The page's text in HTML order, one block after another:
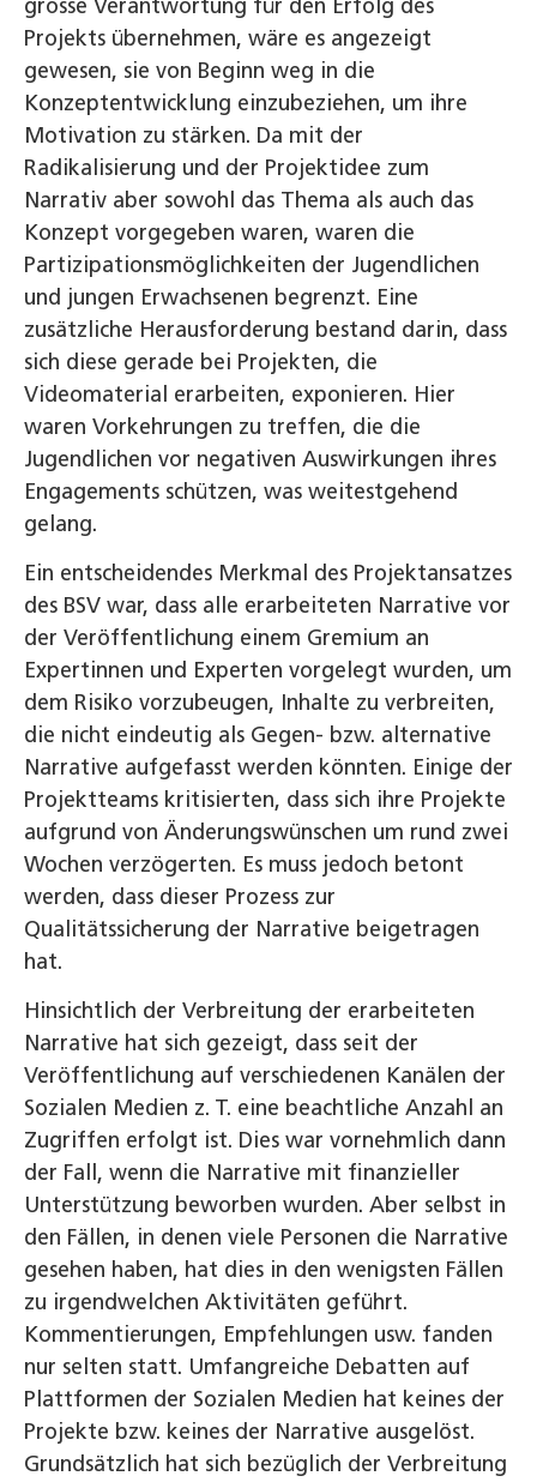
grosse Verantwortung für den Erfolg des
Projekts übernehmen, wäre es angezeigt
gewesen, sie von Beginn weg in die
Konzeptentwicklung einzubeziehen, um ihre
Motivation zu stärken. Da mit der
Radikalisierung und der Projektidee zum
Narrativ aber sowohl das Thema als auch das
Konzept vorgegeben waren, waren die
Partizipationsmöglichkeiten der Jugendlichen
und jungen Erwachsenen begrenzt. Eine
zusätzliche Herausforderung bestand darin, dass
sich diese gerade bei Projekten, die
Videomaterial erarbeiten, exponieren. Hier
waren Vorkehrungen zu treffen, die die
Jugendlichen vor negativen Auswirkungen ihres
Engagements schützen, was weitestgehend
gelang.
Ein entscheidendes Merkmal des Projektansatzes
des BSV war, dass alle erarbeiteten Narrative vor
der Veröffentlichung einem Gremium an
Expertinnen und Experten vorgelegt wurden, um
dem Risiko vorzubeugen, Inhalte zu verbreiten,
die nicht eindeutig als Gegen- bzw. alter­native
Narrative aufgefasst werden könnten. Einige der
Projektteams kritisierten, dass sich ihre Projekte
aufgrund von Änderungswünschen um rund zwei
Wochen verzögerten. Es muss jedoch betont
werden, dass dieser Prozess zur
Qualitätssicherung der Narrative beigetragen
hat.
Hinsichtlich der Verbreitung der erarbeiteten
Narrative hat sich gezeigt, dass seit der
Veröffentlichung auf verschiedenen Kanälen der
Sozialen Medien z. T. eine beachtliche Anzahl an
Zugriffen erfolgt ist. Dies war vornehmlich dann
der Fall, wenn die Narrative mit finanzieller
Unterstützung beworben wurden. Aber selbst in
den Fällen, in denen viele Personen die Narrative
gesehen haben, hat dies in den wenigsten Fällen
zu irgendwelchen Aktivitäten geführt.
Kommentierungen, Empfehlungen usw. fanden
nur selten statt. Umfangreiche Debatten auf
Plattformen der Sozialen Medien hat keines der
Projekte bzw. keines der Narrative aus­gelöst.
Grundsätzlich hat sich bezüglich der Verbreitung